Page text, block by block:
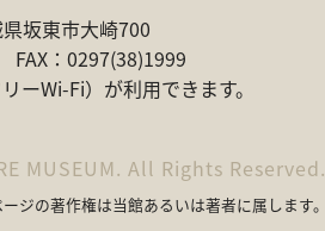
坂東市大崎700
：0297(38)1999
ーWi-Fi）が利用できます。
MUSEUM. All Rights Reserved.
ジの著作権は当館あるいは著者に属します。